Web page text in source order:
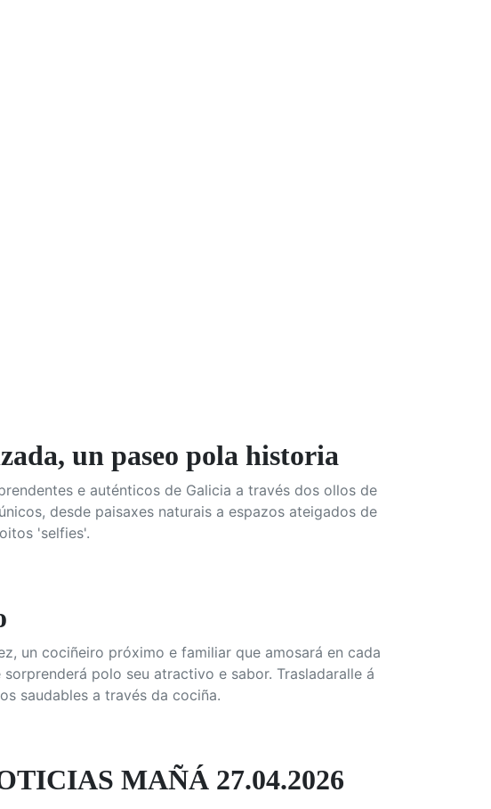
un paseo pola historia
e auténticos de Galicia a través dos ollos de
desde paisaxes naturais a espazos ateigados de
'selfies'.
un cociñeiro próximo e familiar que amosará en cada
polo seu atractivo e sabor. Trasladaralle á
saudables a través da cociña.
MAÑÁ 27.04.2026